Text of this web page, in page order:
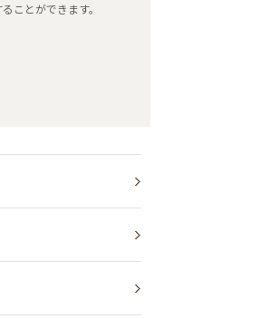
ことができます。